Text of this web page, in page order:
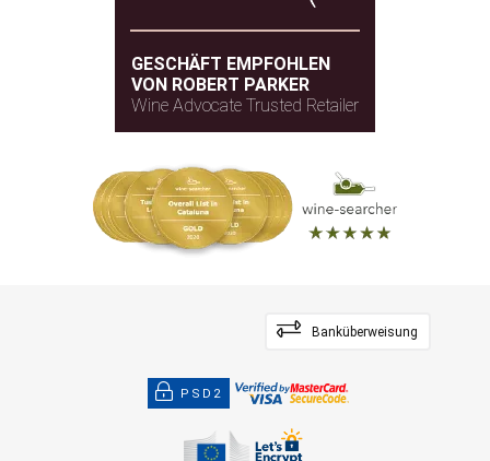
GESCHÄFT EMPFOHLEN
VON ROBERT PARKER
Wine Advocate Trusted Retailer
Banküberweisung
PSD2